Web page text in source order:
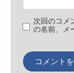
次回のコメ
の名前、メ